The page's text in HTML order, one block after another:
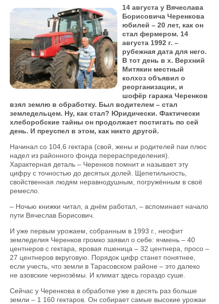
14 августа у Вячеслава
Борисовича Черенкова
юбилей – 20 лет, как он
стал фермером. 14
августа 1992 г. –
рубежная дата для него.
В тот день в х. Верхний
Митякин местный
колхоз объявил о
реорганизации, и
шофёр гаража Черенков
взял землю в обработку. Был водителем – стал
земледельцем. Ну, как стал? Юридически. Фактически
хлеборобские тайны он продолжает постигать по сей
день. И преуспел в этом, как никто другой.
Начинал со 104,6 гектара (свой, жены и родителей паи плюс
надел из районного фонда перераспределения).
Характерная деталь – Черенков помнит и называет эту
цифру с точнос­тью до десятых долей. Щепетильность,
свойственная людям неравнодушным, погружённым в своё
ремесло.
– Ночью книжки читал, а днём работал, – вспоминает начало
пути Вячеслав Борисович.
И уже первым урожаем, собранным в 1993 г., неофит
земледелия Черенков громко заявил о себе: ячмень – 40
центнеров с гектара, яровая пшеница – 32 центнера, просо –
27 центнеров вкруговую. Порядок цифр станет понятнее,
если учесть, что земли в Тарасовском районе – это далеко
не азовские чернозёмы. И климат здесь гораздо суше.
Сейчас у Черенкова в обработке уже в десять раз больше
земли – 1 160 гектаров. Он собирает самые высокие урожаи